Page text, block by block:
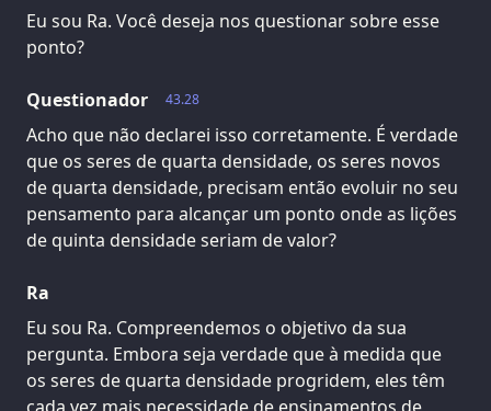
Eu sou Ra. Você deseja nos questionar sobre esse
ponto?
43.28
Questionador
Acho que não declarei isso corretamente. É verdade
que os seres de quarta densidade, os seres novos
de quarta densidade, precisam então evoluir no seu
pensamento para alcançar um ponto onde as lições
de quinta densidade seriam de valor?
Ra
Eu sou Ra. Compreendemos o objetivo da sua
pergunta. Embora seja verdade que à medida que
os seres de quarta densidade progridem, eles têm